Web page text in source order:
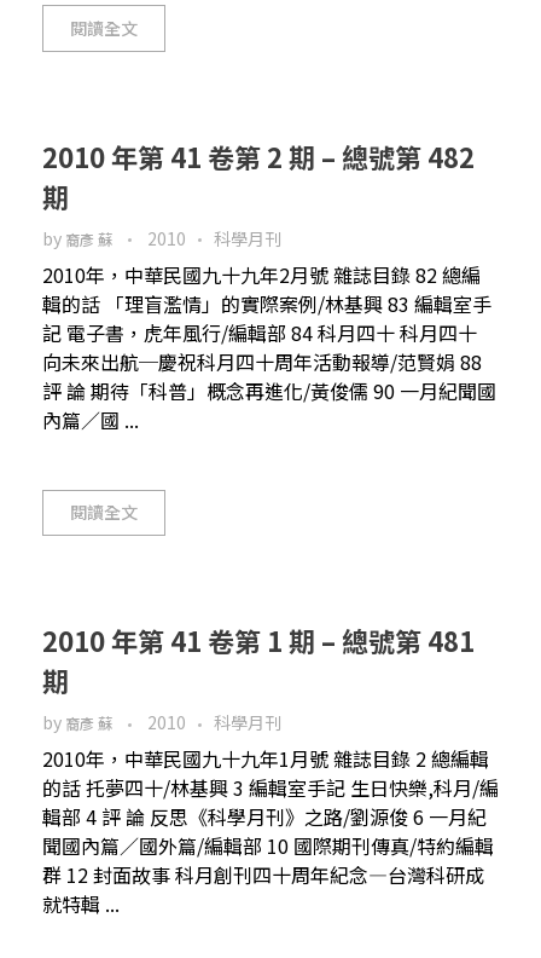
閱讀全文
2010 年第 41 卷第 2 期 – 總號第 482
期
by 裔彥 蘇 2010 科學月刊
2010年，中華民國九十九年2月號 雜誌目錄 82 總編
輯的話 「理盲濫情」的實際案例/林基興 83 編輯室手
記 電子書，虎年風行/編輯部 84 科月四十 科月四十
向未來出航─慶祝科月四十周年活動報導/范賢娟 88
評 論 期待「科普」概念再進化/黃俊儒 90 一月紀聞國
內篇／國 ...
閱讀全文
2010 年第 41 卷第 1 期 – 總號第 481
期
by 裔彥 蘇 2010 科學月刊
2010年，中華民國九十九年1月號 雜誌目錄 2 總編輯
的話 托夢四十/林基興 3 編輯室手記 生日快樂,科月/編
輯部 4 評 論 反思《科學月刊》之路/劉源俊 6 一月紀
聞國內篇／國外篇/編輯部 10 國際期刊傳真/特約編輯
群 12 封面故事 科月創刊四十周年紀念—台灣科研成
就特輯 ...